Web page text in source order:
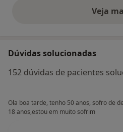
Veja
Dúvidas solucionadas
152 dúvidas de pacientes
Ola boa tarde, tenho 50 anos, sofro de
18 anos,estou em muito sofrim